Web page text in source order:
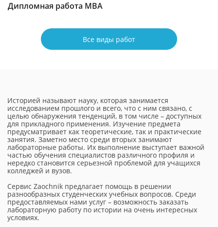
Дипломная работа МВА
Все виды работ
Историей называют науку, которая занимается
исследованием прошлого и всего, что с ним связано, с
целью обнаружения тенденций, в том числе – доступных
для прикладного применения. Изучение предмета
предусматривает как теоретические, так и практические
занятия. Заметно место среди вторых занимают
лабораторные работы. Их выполнение выступает важной
частью обучения специалистов различного профиля и
нередко становится серьезной проблемой для учащихся
колледжей и вузов.
Сервис Zaochnik предлагает помощь в решении
разнообразных студенческих учебных вопросов. Среди
предоставляемых нами услуг – возможность заказать
лабораторную работу по истории на очень интересных
условиях.